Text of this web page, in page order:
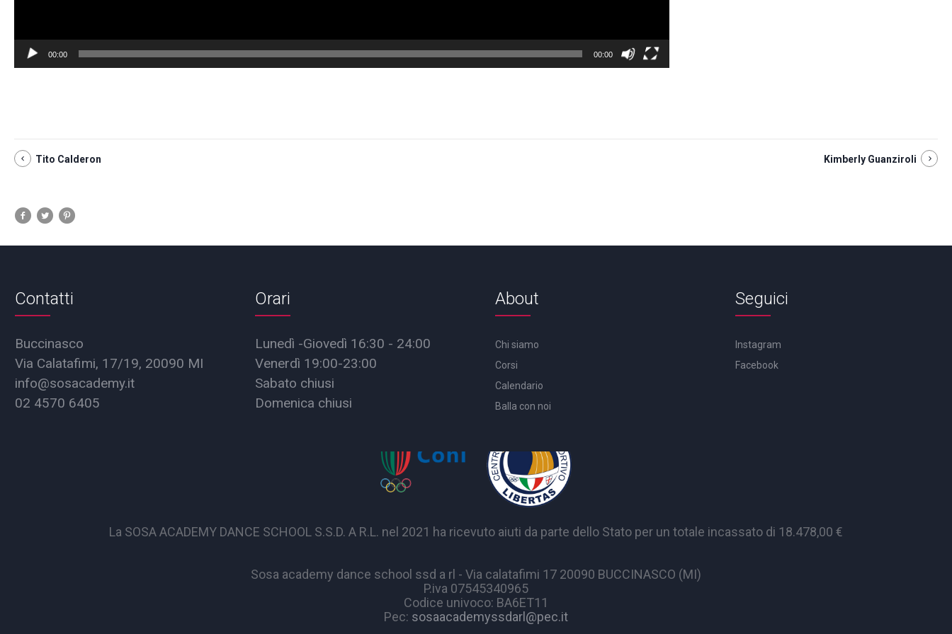
00:00 00:00
Tito Calderon Kimberly Guanziroli
Contatti
Buccinasco
Via Calatafimi, 17/19, 20090 MI
info@sosacademy.it
02 4570 6405
Orari
Lunedì -Giovedì 16:30 - 24:00
Venerdì 19:00-23:00
Sabato chiusi
Domenica chiusi
About
Chi siamo
Corsi
Calendario
Balla con noi
Seguici
Instagram
Facebook
La SOSA ACADEMY DANCE SCHOOL S.S.D. A R.L. nel 2021 ha ricevuto aiuti da parte dello Stato per un totale incassato di 18.478,00 €
Sosa academy dance school ssd a rl - Via calatafimi 17 20090 BUCCINASCO (MI)
P.iva 07545340965
Codice univoco: BA6ET11
Pec: sosaacademyssdarl@pec.it